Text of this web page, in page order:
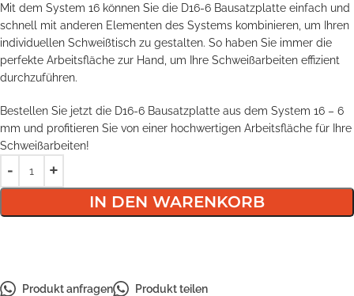
Mit dem System 16 können Sie die D16-6 Bausatzplatte einfach und
schnell mit anderen Elementen des Systems kombinieren, um Ihren
individuellen Schweißtisch zu gestalten. So haben Sie immer die
perfekte Arbeitsfläche zur Hand, um Ihre Schweißarbeiten effizient
durchzuführen.
Bestellen Sie jetzt die D16-6 Bausatzplatte aus dem System 16 – 6
mm und profitieren Sie von einer hochwertigen Arbeitsfläche für Ihre
Schweißarbeiten!
IN DEN WARENKORB
Produkt anfragen Produkt teilen